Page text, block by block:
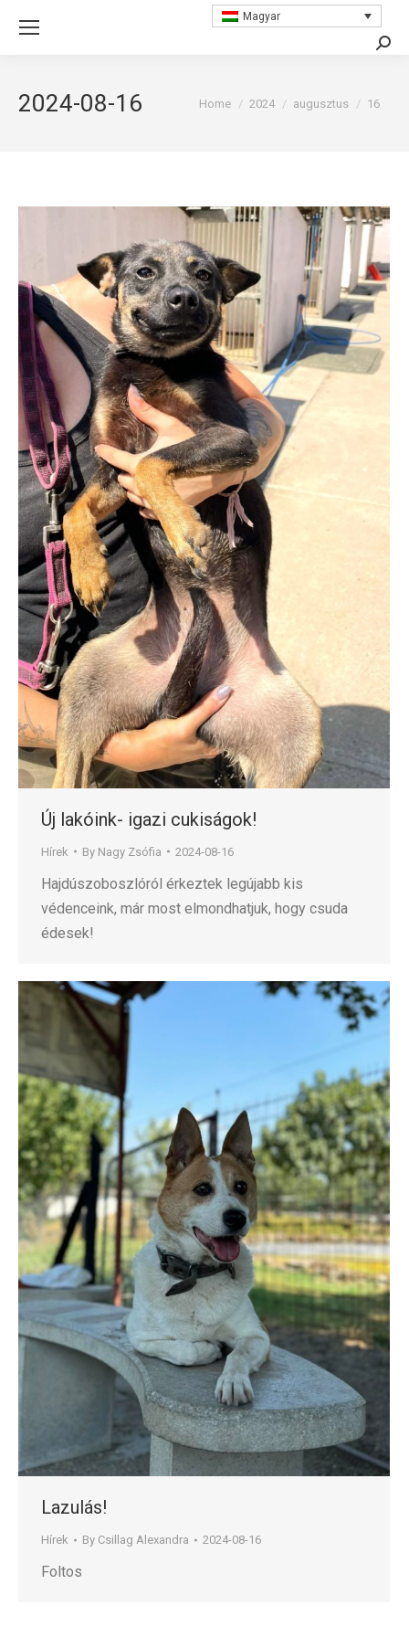
Magyar
2024-08-16 You are here:
Home 2024 augusztus 16
Új lakóink- igazi cukiságok!
Hírek By Nagy Zsófia 2024-08-16
Hajdúszoboszlóról érkeztek legújabb kis
védenceink, már most elmondhatjuk, hogy csuda
édesek!
Lazulás!
Hírek By Csillag Alexandra 2024-08-16
Foltos